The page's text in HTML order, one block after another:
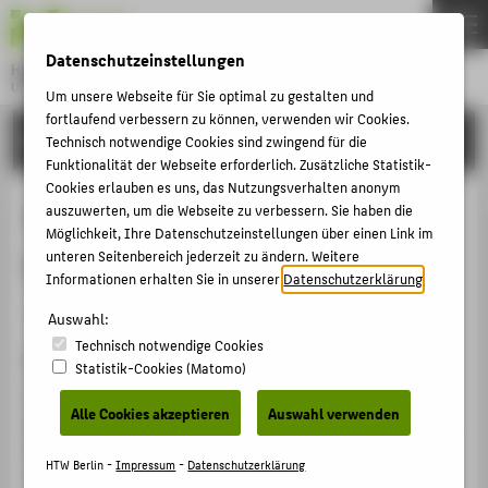
Hochschule für Technik und Wirtschaft Berlin
University of Applied Sciences
Menu
FORSCHUNG
The study of synchronization in
quantum key distribution system
Veranstaltungsbeitrag › Vortrag › 2020
Veranstaltung
A. Pljonkin, P.K. Singh, S. Joshi, L. Sabantina, The study
of synchronization in quantum key distribution system,
Trends in Networks and Computing Technologies, 14-
THEMEN
HOCHSCHULE
CAMPUS
STUDIUM
LEHRE
KARRIERE
INTERNATIONAL
INFORMATIONEN FÜR
Datenschutzeinstellungen
Um unsere Webseite für Sie optimal zu gestalten und
fortlaufend verbessern zu können, verwenden wir Cookies.
Technisch notwendige Cookies sind zwingend für die
Funktionalität der Webseite erforderlich. Zusätzliche Statistik-
Cookies erlauben es uns, das Nutzungsverhalten anonym
auszuwerten, um die Webseite zu verbessern. Sie haben die
Möglichkeit, Ihre Datenschutzeinstellungen über einen Link im
unteren Seitenbereich jederzeit zu ändern. Weitere
Informationen erhalten Sie in unsererDatenschutzerklärung
Auswahl:
Technisch notwendige Cookies
Statistik-Cookies (Matomo)
Alle Cookies akzeptieren Auswahl verwenden
HTW Berlin -Impressum- Datenschutzerklärung